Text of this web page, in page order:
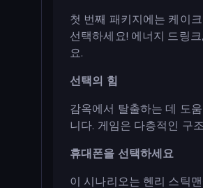
첫 번째 패키지에는 케이
선택하세요! 에너지 드링
요.
선택의 힘
감옥에서 탈출하는 데 도
니다. 게임은 다층적인 구
휴대폰을 선택하세요
이 시나리오는 헨리 스틱